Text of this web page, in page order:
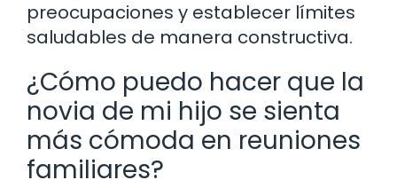
preocupaciones y establecer límites
saludables de manera constructiva.
¿Cómo puedo hacer que la
novia de mi hijo se sienta
más cómoda en reuniones
familiares?